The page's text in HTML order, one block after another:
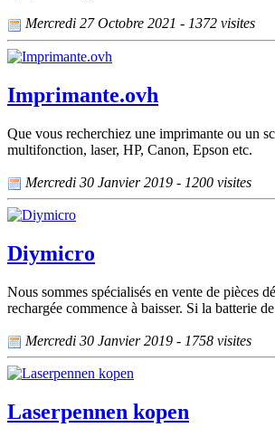
Mercredi 27 Octobre 2021 - 1372 visites
Imprimante.ovh
Que vous recherchiez une imprimante ou un
multifonction, laser, HP, Canon, Epson etc.
Mercredi 30 Janvier 2019 - 1200 visites
Diymicro
Nous sommes spécialisés en vente de pièces
rechargée commence à baisser. Si la batterie
Mercredi 30 Janvier 2019 - 1758 visites
Laserpennen kopen